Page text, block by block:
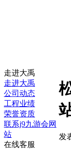
走进大禹
走进大禹
公司动态
工程业绩
荣誉资质
联系j9九游会网
站
在线客服
发